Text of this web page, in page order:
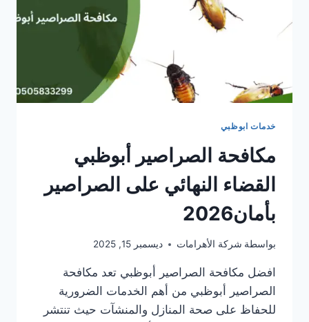
خدمات ابوظبي
مكافحة الصراصير أبوظبي
القضاء النهائي على الصراصير
بأمان2026
بواسطة شركة الأهرامات ديسمبر 15, 2025
افضل مكافحة الصراصير أبوظبي تعد مكافحة
الصراصير أبوظبي من أهم الخدمات الضرورية
للحفاظ على صحة المنازل والمنشآت حيث تنتشر